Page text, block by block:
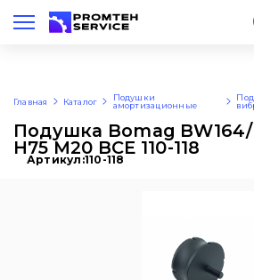
Рус
Главная Каталог
Подушки
амортизационные
Подушка Bomag BW164/
H75 M20 BCE 110-118
Артикул:110-118